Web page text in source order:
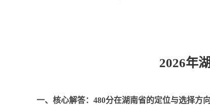
2026年
一、核心解答：480分在湖南省的定位与选择方向